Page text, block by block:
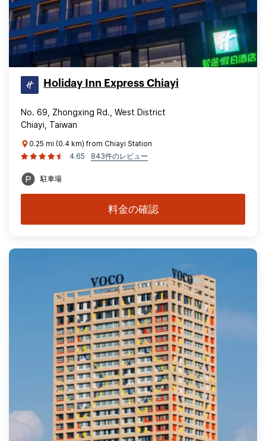
Holiday Inn Express Chiayi
No. 69, Zhongxing Rd., West District
Chiayi, Taiwan
0.25 mi (0.4 km) from Chiayi Station
4.65
843件のレビュー
駐車場
料金の確認